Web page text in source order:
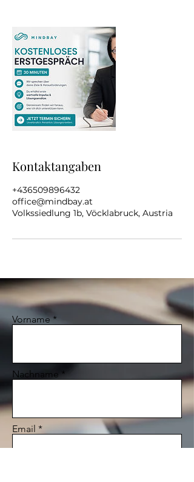
Kontaktangaben
+436509896432
office@mindbay.at
Volkssiedlung 1b, Vöcklabruck, Austria
Vorname
Nachname
Email